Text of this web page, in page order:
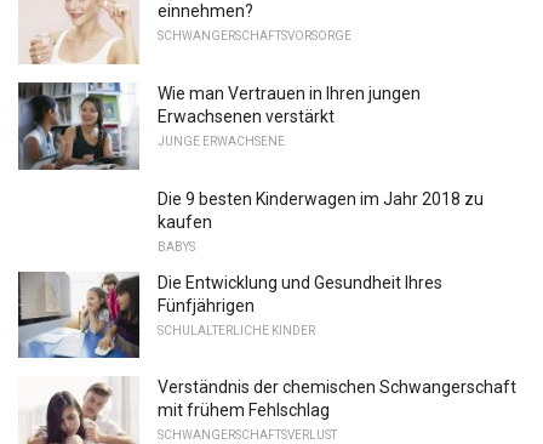
einnehmen?
SCHWANGERSCHAFTSVORSORGE
Wie man Vertrauen in Ihren jungen
Erwachsenen verstärkt
JUNGE ERWACHSENE
Die 9 besten Kinderwagen im Jahr 2018 zu
kaufen
BABYS
Die Entwicklung und Gesundheit Ihres
Fünfjährigen
SCHULALTERLICHE KINDER
Verständnis der chemischen Schwangerschaft
mit frühem Fehlschlag
SCHWANGERSCHAFTSVERLUST